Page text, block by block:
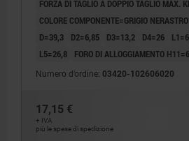
FORZA DI TAGLIO A DOPPIO TAGLIO MAX.
COLORE COMPONENTE=GRIGIO
D=39,3
D2=6,85 D3=13,2 D4=26
L5=26,8
FORO DI ALLOGGIAMENTO H11=6
Numero d’ordine: 03420-102606020
17,15 €
+ IVA
più le spese di spedizione